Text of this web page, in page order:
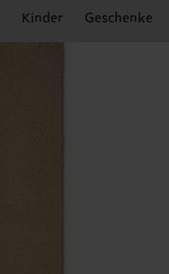
Kinder Geschenke